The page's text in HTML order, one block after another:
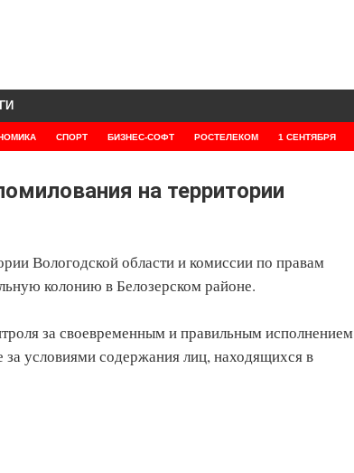
СПОРТ БИЗНЕС-СОФТ РОСТЕЛЕКОМ 1 СЕНТЯБРЯ
на территории
Вологодской области и комиссии по правам
колонию в Белозерском районе.
за своевременным и правильным исполнением
условиями содержания лиц, находящихся в